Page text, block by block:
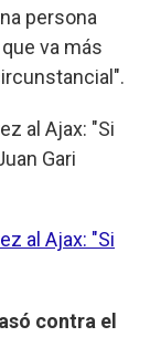
persona
va más
al Ajax: "Si
Gari
al Ajax: "Si
contra el